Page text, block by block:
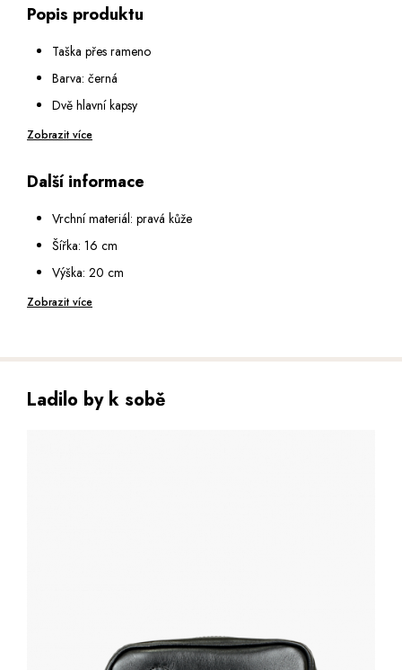
Popis produktu
Taška přes rameno
Barva: černá
Dvě hlavní kapsy
Zapínání hlavních kapes: na zip
Na zadní straně: malá kapsa na zip
Popruh na rameno: nastavitelný v rozmezí 80 - 154 cm
Zobrazit více
Další informace
Vrchní materiál: pravá kůže
Šířka: 16 cm
Výška: 20 cm
Hloubka: 7 cm
Zobrazit více
Ladilo by k sobě